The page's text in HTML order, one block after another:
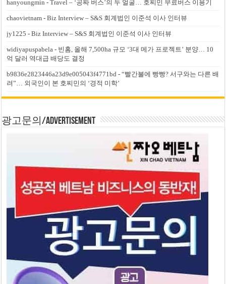
hanyoungmin -Travel – ‘공짜 버스’의 두 얼굴… 호찌민 무료버스 이용기
chaovietnam -Biz Interview – S&S 회계법인 이준석 이사 인터뷰
jy1225 -Biz Interview – S&S 회계법인 이준석 이사 인터뷰
widiyapuspabela - 빈홈, 올해 7,500ha 규모 ‘3대 메가 프로젝트’ 분양… 10
억 달러 역대급 배당도 결정
b9836e2823446a23d9e005043f4771bd -“빨간불에 빵빵? 서구와는 다른 배
려”… 외국인이 본 호찌민의 ‘경적 미학’
광고문의/Advertisement